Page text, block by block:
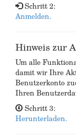
Schritt 2:
Anmelden.
Hinweis zur
Um alle
damit wir Ihre
Benutzerkonto
Ihren
Schritt 3:
Herunterladen.